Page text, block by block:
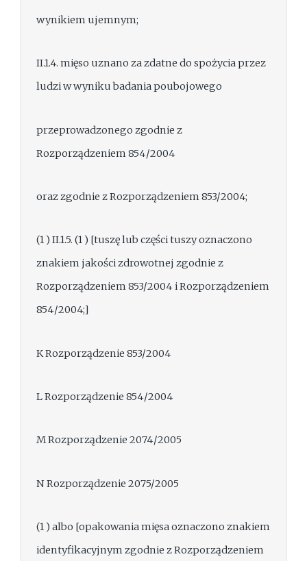
wynikiem ujemnym;
II.1.4. mięso uznano za zdatne do spożycia przez
ludzi w wyniku badania poubojowego
przeprowadzonego zgodnie z
Rozporządzeniem 854/2004
oraz zgodnie z Rozporządzeniem 853/2004;
(1 ) II.1.5. (1 ) [tuszę lub części tuszy oznaczono
znakiem jakości zdrowotnej zgodnie z
Rozporządzeniem 853/2004 i Rozporządzeniem
854/2004;]
K Rozporządzenie 853/2004
L Rozporządzenie 854/2004
M Rozporządzenie 2074/2005
N Rozporządzenie 2075/2005
(1 ) albo [opakowania mięsa oznaczono znakiem
identyfikacyjnym zgodnie z Rozporządzeniem